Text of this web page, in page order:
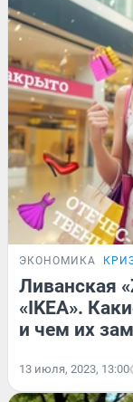
ЭКОНОМИКА
Ливанская
«IKEA».
и чем их
13 июля, 2023, 13:00